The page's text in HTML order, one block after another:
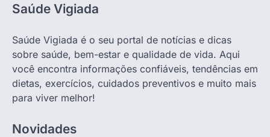
Saúde Vigiada
Saúde Vigiada é o seu portal de notícias e dicas
sobre saúde, bem-estar e qualidade de vida. Aqui
você encontra informações confiáveis, tendências em
dietas, exercícios, cuidados preventivos e muito mais
para viver melhor!
Novidades